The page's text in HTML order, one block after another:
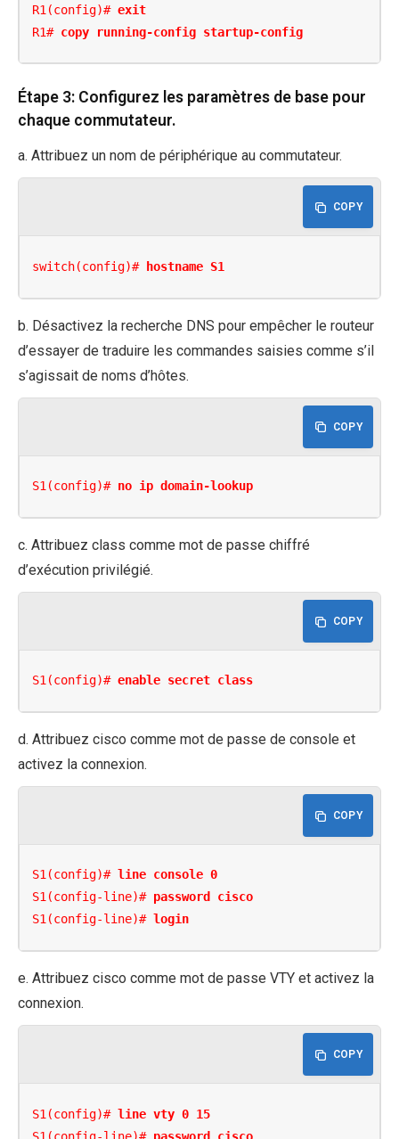
R1(config)# exit
R1# copy running-config startup-config
Étape 3: Configurez les paramètres de base pour
chaque commutateur.
a. Attribuez un nom de périphérique au commutateur.
COPY
switch(config)# hostname S1
b. Désactivez la recherche DNS pour empêcher le routeur
d’essayer de traduire les commandes saisies comme s’il
s’agissait de noms d’hôtes.
COPY
S1(config)# no ip domain-lookup
c. Attribuez class comme mot de passe chiffré
d’exécution privilégié.
COPY
S1(config)# enable secret class
d. Attribuez cisco comme mot de passe de console et
activez la connexion.
COPY
S1(config)# line console 0
S1(config-line)# password cisco
S1(config-line)# login
e. Attribuez cisco comme mot de passe VTY et activez la
connexion.
COPY
S1(config)# line vty 0 15
S1(config-line)# password cisco